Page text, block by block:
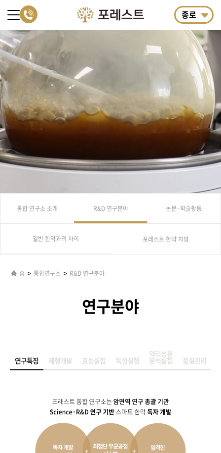
종로
통합 연구소 소개 R&D 연구분야 논문·학술활동
일반 한약과의 차이 포레스트 한약 처방
홈 > 통합연구소 > R&D 연구분야
연구분야
연구특징 제형개발 효능실험 독성실험
약리성분
분석실험
품질관리